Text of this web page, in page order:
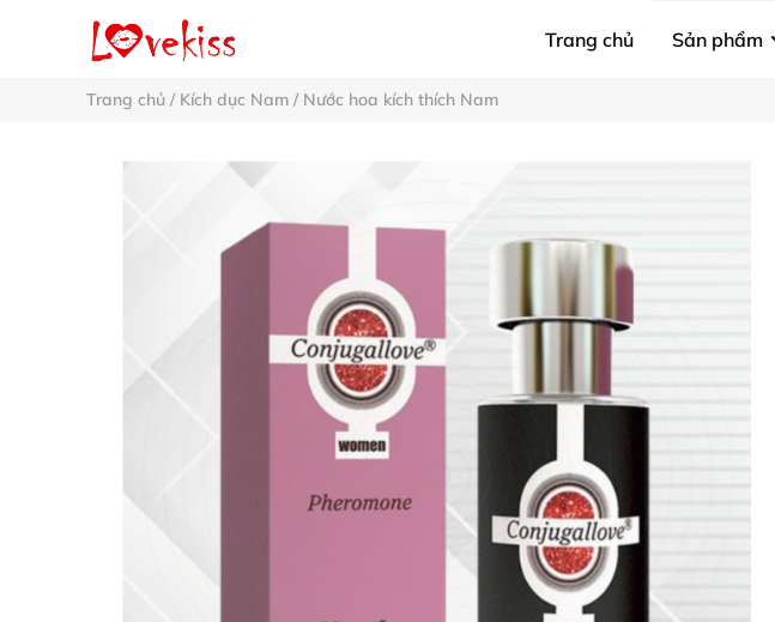
Trang chủ Sản phẩm
Trang chủ / Kích dục Nam / Nước hoa kích thích Nam